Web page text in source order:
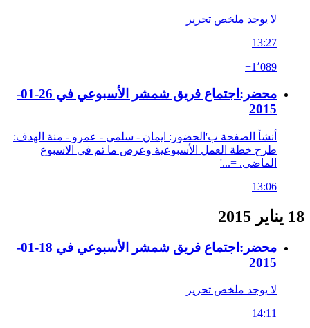
لا يوجد ملخص تحرير
13:27
+1٬089
محضر:اجتماع فريق شمشر الأسبوعي في 26-01-
2015
أنشأ الصفحة ب'الحضور: ايمان - سلمى - عمرو - منة الهدف:
طرح خطة العمل الأسبوعية وعرض ما تم فى الاسبوع
الماضى. =...'
13:06
18 يناير 2015
محضر:اجتماع فريق شمشر الأسبوعي في 18-01-
2015
لا يوجد ملخص تحرير
14:11